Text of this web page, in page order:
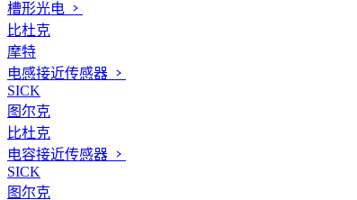
槽形光电
比杜克
摩特
电感接近传感器
SICK
图尔克
比杜克
电容接近传感器
SICK
图尔克